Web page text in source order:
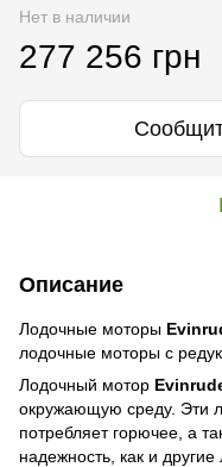
Нет в наличии
277 256 грн
Описание
Лодочные моторы
лодочные моторы с
Лодочный мотор
окружающую среду. Эти
потребляет горючее, а
надежность, как и